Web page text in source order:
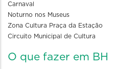
Carnaval
Noturno nos Museus
Zona Cultura Praça da Estação
Circuito Municipal de Cultura
O que fazer em BH